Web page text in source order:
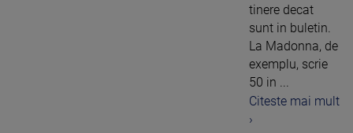
tinere decat
sunt in buletin.
La Madonna, de
exemplu, scrie
50 in ...
Citeste mai mult
›